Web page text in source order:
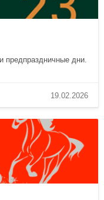
предпраздничные дни.
19.02.2026